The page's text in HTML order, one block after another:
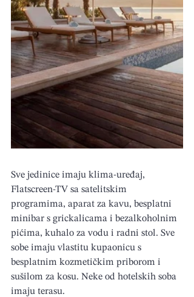
Sve jedinice imaju klima-uređaj,
Flatscreen-TV sa satelitskim
programima, aparat za kavu, besplatni
minibar s grickalicama i bezalkoholnim
pićima, kuhalo za vodu i radni stol. Sve
sobe imaju vlastitu kupaonicu s
besplatnim kozmetičkim priborom i
sušilom za kosu. Neke od hotelskih soba
imaju terasu.